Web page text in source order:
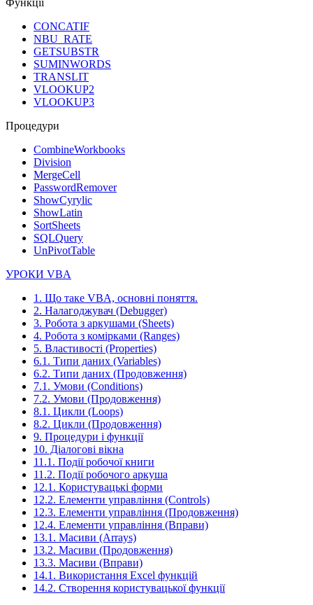
Функції
CONCATIF
NBU_RATE
GETSUBSTR
SUMINWORDS
TRANSLIT
VLOOKUP2
VLOOKUP3
Процедури
CombineWorkbooks
Division
MergeCell
PasswordRemover
ShowCyrylic
ShowLatin
SortSheets
SQLQuery
UnPivotTable
УРОКИ VBA
1. Що таке VBA, основні поняття.
2. Налагоджувач (Debugger)
3. Робота з аркушами (Sheets)
4. Робота з комірками (Ranges)
5. Властивості (Properties)
6.1. Типи даних (Variables)
6.2. Типи даних (Продовження)
7.1. Умови (Conditions)
7.2. Умови (Продовження)
8.1. Цикли (Loops)
8.2. Цикли (Продовження)
9. Процедури і функції
10. Діалогові вікна
11.1. Події робочої книги
11.2. Події робочого аркуша
12.1. Користувацькі форми
12.2. Елементи управління (Controls)
12.3. Елементи управління (Продовження)
12.4. Елементи управління (Вправи)
13.1. Масиви (Arrays)
13.2. Масиви (Продовження)
13.3. Масиви (Вправи)
14.1. Використання Excel функцій
14.2. Створення користувацької функції